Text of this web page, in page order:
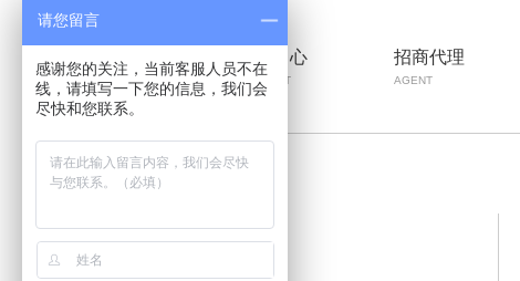
彩山首页
HOME
产品中心
PRODUCT
招商代理
AGENT
请您留言
感谢您的关注，当前客服人员不在
线，请填写一下您的信息，我们会
尽快和您联系。